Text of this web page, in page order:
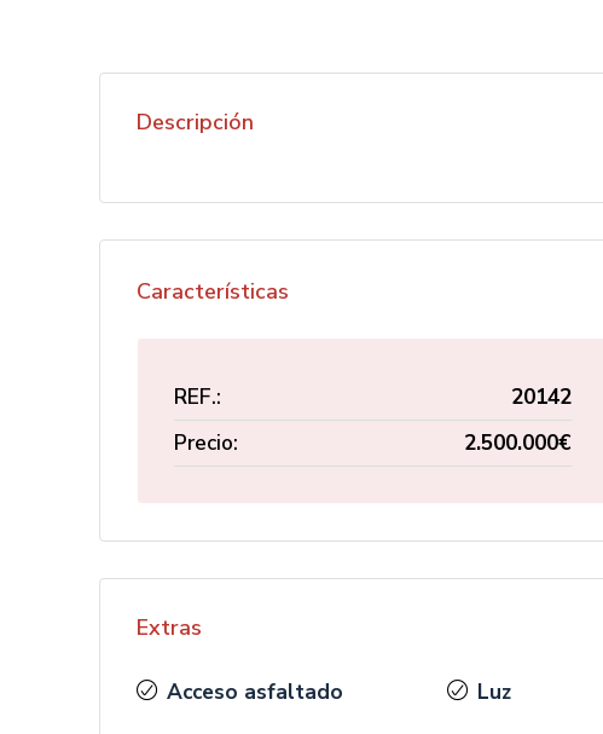
Descripción
Características
REF.:
20142
Precio:
2.500.000€
Extras
Acceso asfaltado Luz